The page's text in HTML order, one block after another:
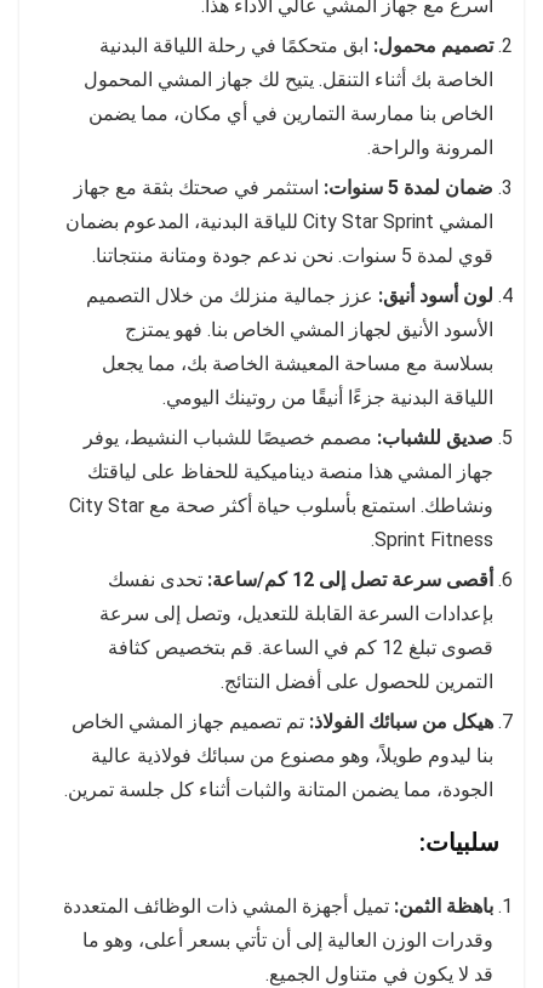
أسرع مع جهاز المشي عالي الأداء هذا.
تصميم محمول: ابق متحكمًا في رحلة اللياقة البدنية
الخاصة بك أثناء التنقل. يتيح لك جهاز المشي المحمول
الخاص بنا ممارسة التمارين في أي مكان، مما يضمن
المرونة والراحة.
ضمان لمدة 5 سنوات:
استثمر في صحتك بثقة مع جهاز
المشي City Star Sprint للياقة البدنية، المدعوم بضمان
قوي لمدة 5 سنوات. نحن ندعم جودة ومتانة منتجاتنا.
لون أسود أنيق: عزز جمالية منزلك من خلال التصميم
الأسود الأنيق لجهاز المشي الخاص بنا. فهو يمتزج
بسلاسة مع مساحة المعيشة الخاصة بك، مما يجعل
اللياقة البدنية جزءًا أنيقًا من روتينك اليومي.
صديق للشباب: مصمم خصيصًا للشباب النشيط، يوفر
جهاز المشي هذا منصة ديناميكية للحفاظ على لياقتك
ونشاطك. استمتع بأسلوب حياة أكثر صحة مع City Star
Sprint Fitness.
أقصى سرعة تصل إلى 12 كم/ساعة:
تحدى نفسك
بإعدادات السرعة القابلة للتعديل، وتصل إلى سرعة
قصوى تبلغ 12 كم في الساعة. قم بتخصيص كثافة
التمرين للحصول على أفضل النتائج.
هيكل من سبائك الفولاذ: تم تصميم جهاز المشي الخاص
بنا ليدوم طويلاً، وهو مصنوع من سبائك فولاذية عالية
الجودة، مما يضمن المتانة والثبات أثناء كل جلسة تمرين.
سلبيات:
باهظة الثمن: تميل أجهزة المشي ذات الوظائف المتعددة
وقدرات الوزن العالية إلى أن تأتي بسعر أعلى، وهو ما
قد لا يكون في متناول الجميع.